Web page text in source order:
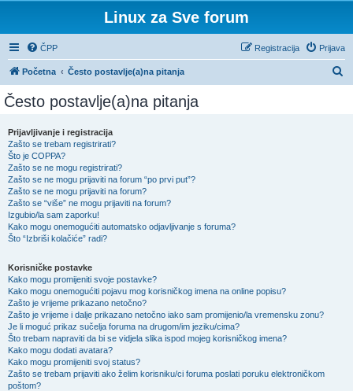
Linux za Sve forum
ČPP Prijava
Registracija
Početna Često postavlje(a)na pitanja
Često postavlje(a)na pitanja
Prijavljivanje i registracija
Zašto se trebam registrirati?
Što je COPPA?
Zašto se ne mogu registrirati?
Zašto se ne mogu prijaviti na forum “po prvi put”?
Zašto se ne mogu prijaviti na forum?
Zašto se “više” ne mogu prijaviti na forum?
Izgubio/la sam zaporku!
Kako mogu onemogućiti automatsko odjavljivanje s foruma?
Što “Izbriši kolačiće” radi?
Korisničke postavke
Kako mogu promijeniti svoje postavke?
Kako mogu onemogućiti pojavu mog korisničkog imena na online popisu?
Zašto je vrijeme prikazano netočno?
Zašto je vrijeme i dalje prikazano netočno iako sam promijenio/la vremensku zonu?
Je li moguć prikaz sučelja foruma na drugom/im jeziku/cima?
Što trebam napraviti da bi se vidjela slika ispod mojeg korisničkog imena?
Kako mogu dodati avatara?
Kako mogu promijeniti svoj status?
Zašto se trebam prijaviti ako želim korisniku/ci foruma poslati poruku elektroničkom
poštom?